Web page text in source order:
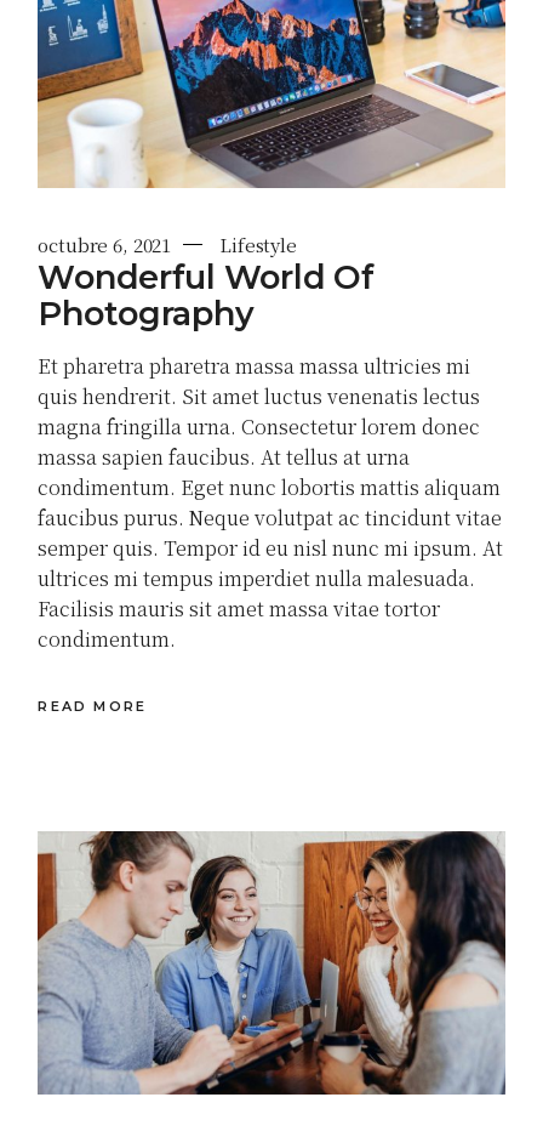
octubre 6, 2021 Lifestyle
Wonderful World Of
Photography
Et pharetra pharetra massa massa ultricies mi
quis hendrerit. Sit amet luctus venenatis lectus
magna fringilla urna. Consectetur lorem donec
massa sapien faucibus. At tellus at urna
condimentum. Eget nunc lobortis mattis aliquam
faucibus purus. Neque volutpat ac tincidunt vitae
semper quis. Tempor id eu nisl nunc mi ipsum. At
ultrices mi tempus imperdiet nulla malesuada.
Facilisis mauris sit amet massa vitae tortor
condimentum.
READ MORE